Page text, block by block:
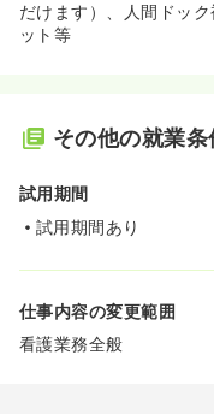
だけます）、人間ドッ
ット等
その他の就業条
試用期間
試用期間あり
仕事内容の変更範囲
看護業務全般